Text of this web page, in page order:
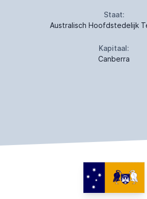
Staat:
Australisch Hoofdstedelijk
Kapitaal:
Canberra